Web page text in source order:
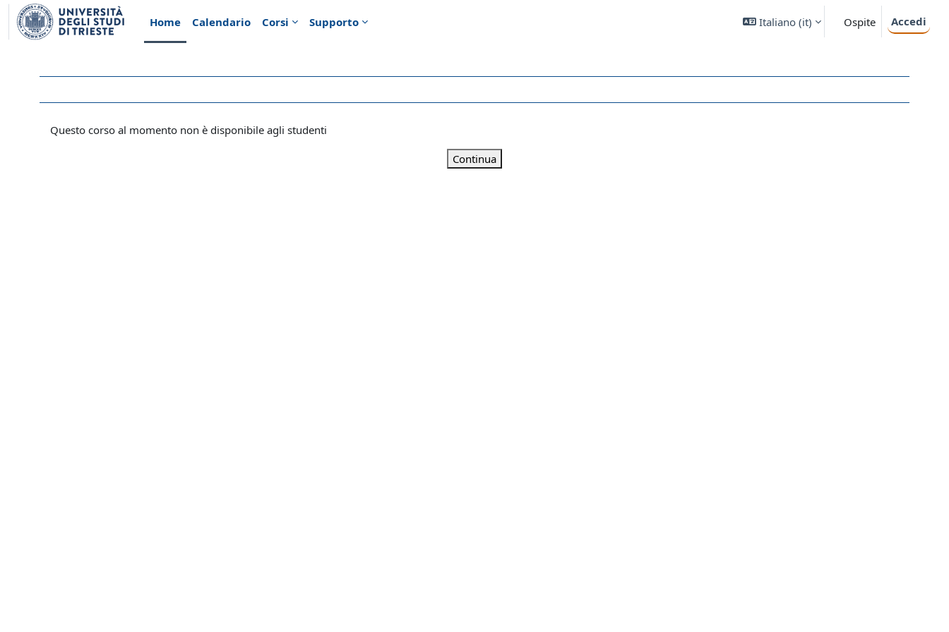
Vai al contenuto principale
Home
Calendario Corsi Supporto Italiano ‎(it)‎ Ospite Accedi
Questo corso al momento non è disponibile agli studenti
Continua